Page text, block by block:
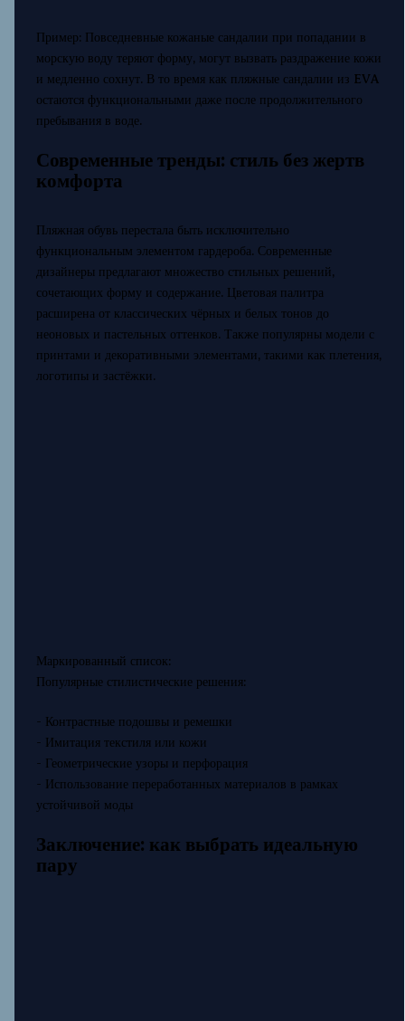
Пример: Повседневные кожаные сандалии при попадании в
морскую воду теряют форму, могут вызвать раздражение кожи
и медленно сохнут. В то время как пляжные сандалии из EVA
остаются функциональными даже после продолжительного
пребывания в воде.
Современные тренды: стиль без жертв
комфорта
Пляжная обувь перестала быть исключительно
функциональным элементом гардероба. Современные
дизайнеры предлагают множество стильных решений,
сочетающих форму и содержание. Цветовая палитра
расширена от классических чёрных и белых тонов до
неоновых и пастельных оттенков. Также популярны модели с
принтами и декоративными элементами, такими как плетения,
логотипы и застёжки.
Маркированный список:
Популярные стилистические решения:
- Контрастные подошвы и ремешки
- Имитация текстиля или кожи
- Геометрические узоры и перфорация
- Использование переработанных материалов в рамках
устойчивой моды
Заключение: как выбрать идеальную
пару